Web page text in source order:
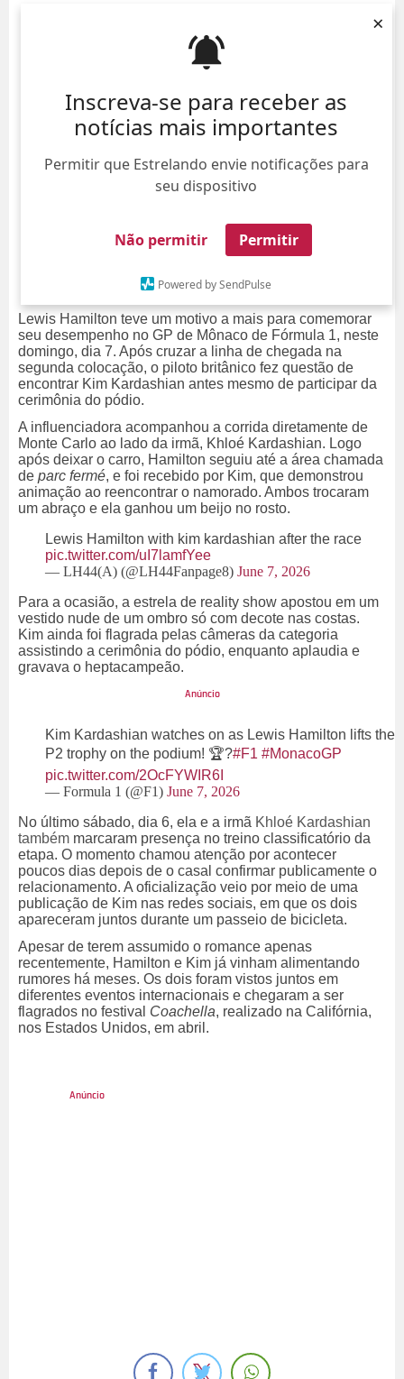
Inscreva-se para receber as
notícias mais importantes
Permitir que Estrelando envie notificações para
seu dispositivo
Não permitir Permitir
Powered by SendPulse
×
Lewis Hamilton teve um motivo a mais para comemorar
seu desempenho no GP de Mônaco de Fórmula 1, neste
domingo, dia 7. Após cruzar a linha de chegada na
segunda colocação, o piloto britânico fez questão de
encontrar Kim Kardashian antes mesmo de participar da
cerimônia do pódio.
A influenciadora acompanhou a corrida diretamente de
Monte Carlo ao lado da irmã, Khloé Kardashian. Logo
após deixar o carro, Hamilton seguiu até a área chamada
de parc fermé, e foi recebido por Kim, que demonstrou
animação ao reencontrar o namorado. Ambos trocaram
um abraço e ela ganhou um beijo no rosto.
Lewis Hamilton with kim kardashian after the race
pic.twitter.com/uI7lamfYee
— LH44(A) (@LH44Fanpage8) June 7, 2026
Para a ocasião, a estrela de reality show apostou em um
vestido nude de um ombro só com decote nas costas.
Kim ainda foi flagrada pelas câmeras da categoria
assistindo a cerimônia do pódio, enquanto aplaudia e
gravava o heptacampeão.
Kim Kardashian watches on as Lewis Hamilton lifts the
P2 trophy on the podium! 🏆?#F1 #MonacoGP
pic.twitter.com/2OcFYWIR6I
— Formula 1 (@F1) June 7, 2026
No último sábado, dia 6, ela e a irmã Khloé Kardashian
também marcaram presença no treino classificatório da
etapa. O momento chamou atenção por acontecer
poucos dias depois de o casal confirmar publicamente o
relacionamento. A oficialização veio por meio de uma
publicação de Kim nas redes sociais, em que os dois
apareceram juntos durante um passeio de bicicleta.
Apesar de terem assumido o romance apenas
recentemente, Hamilton e Kim já vinham alimentando
rumores há meses. Os dois foram vistos juntos em
diferentes eventos internacionais e chegaram a ser
flagrados no festival Coachella, realizado na Califórnia,
nos Estados Unidos, em abril.